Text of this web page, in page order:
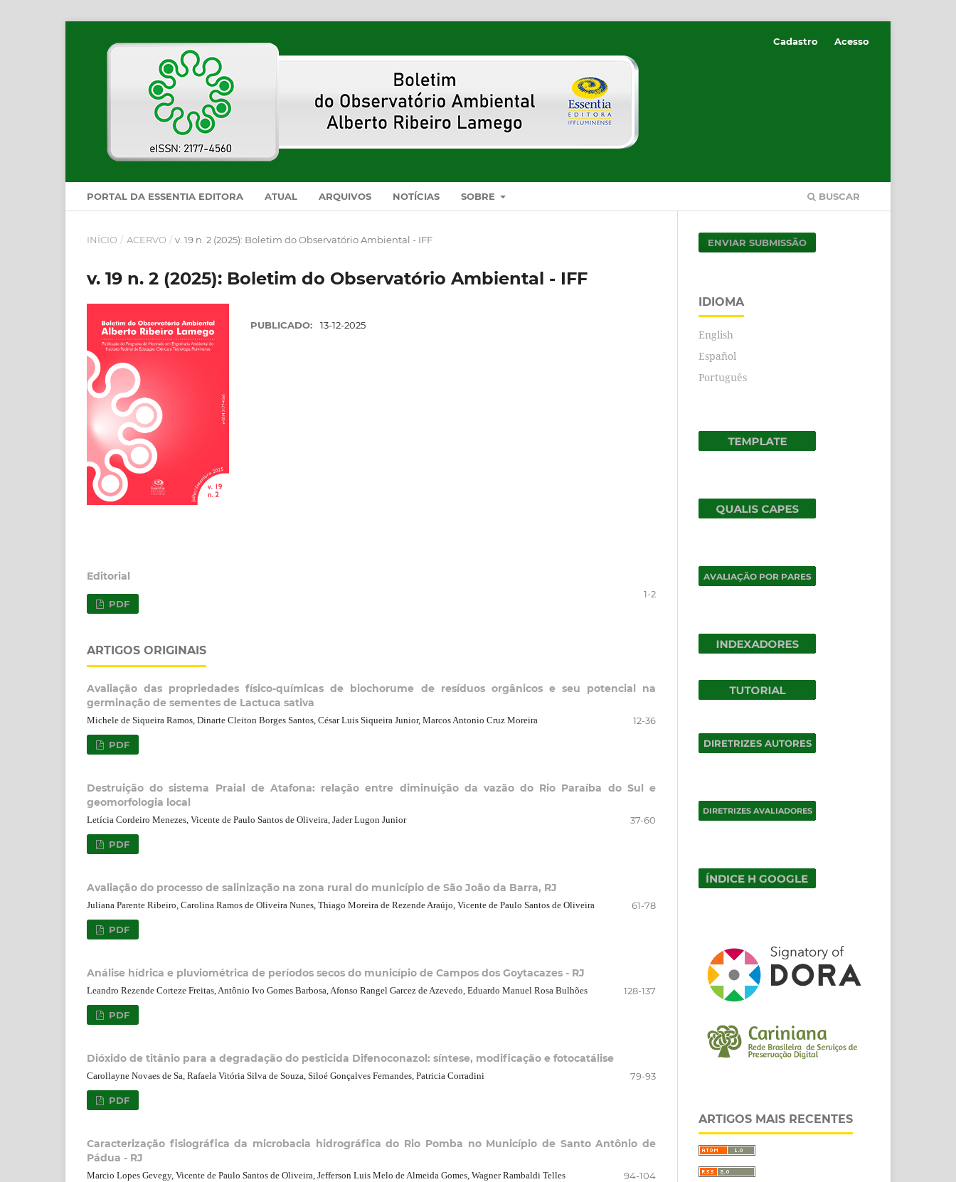
PORTAL DA ESSENTIA EDITORA ATUAL ARQUIVOS NOTÍCIAS SOBRE BUSCAR
Cadastro Acesso
INÍCIO / ACERVO / v. 19 n. 2 (2025): Boletim do Observatório Ambiental - IFF
v. 19 n. 2 (2025): Boletim do Observatório Ambiental - IFF
PUBLICADO: 13-12-2025
Editorial
1-2
PDF
ARTIGOS ORIGINAIS
Avaliação das propriedades físico-químicas de biochorume de resíduos orgânicos e seu potencial na
germinação de sementes de Lactuca sativa
Michele de Siqueira Ramos, Dinarte Cleiton Borges Santos, César Luis Siqueira Junior, Marcos Antonio Cruz Moreira 12-36
PDF
Destruição do sistema Praial de Atafona: relação entre diminuição da vazão do Rio Paraíba do Sul e
geomorfologia local
Letícia Cordeiro Menezes, Vicente de Paulo Santos de Oliveira, Jader Lugon Junior 37-60
PDF
Avaliação do processo de salinização na zona rural do município de São João da Barra, RJ
Juliana Parente Ribeiro, Carolina Ramos de Oliveira Nunes, Thiago Moreira de Rezende Araújo, Vicente de Paulo Santos de Oliveira 61-78
PDF
Análise hídrica e pluviométrica de períodos secos do município de Campos dos Goytacazes - RJ
Leandro Rezende Corteze Freitas, Antônio Ivo Gomes Barbosa, Afonso Rangel Garcez de Azevedo, Eduardo Manuel Rosa Bulhões 128-137
PDF
Dióxido de titânio para a degradação do pesticida Difenoconazol: síntese, modificação e fotocatálise
Carollayne Novaes de Sa, Rafaela Vitória Silva de Souza, Siloé Gonçalves Fernandes, Patricia Corradini 79-93
PDF
Caracterização fisiográfica da microbacia hidrográfica do Rio Pomba no Município de Santo Antônio de
Pádua - RJ
Marcio Lopes Gevegy, Vicente de Paulo Santos de Oliveira, Jefferson Luis Melo de Almeida Gomes, Wagner Rambaldi Telles 94-104
ENVIAR SUBMISSÃO
IDIOMA
English
Español
Português
ARTIGOS MAIS RECENTES